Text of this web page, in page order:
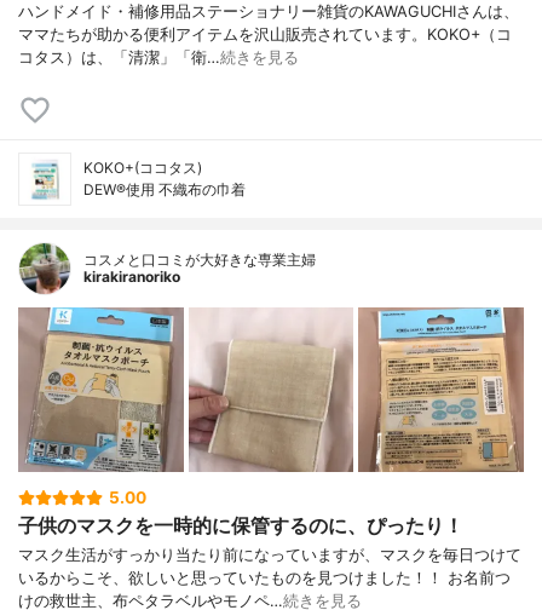
ハンドメイド・補修用品ステーショナリー雑貨のKAWAGUCHIさんは、
ママたちが助かる便利アイテムを沢山販売されています。KOKO+（コ
コタス）は、「清潔」「衛…続きを見る
KOKO+(ココタス)
DEW®使用 不織布の巾着
コスメと口コミが大好きな専業主婦
kirakiranoriko
5.00
子供のマスクを一時的に保管するのに、ぴったり！
マスク生活がすっかり当たり前になっていますが、マスクを毎日つけて
いるからこそ、欲しいと思っていたものを見つけました！！ お名前つ
けの救世主、布ペタラベルやモノペ…続きを見る